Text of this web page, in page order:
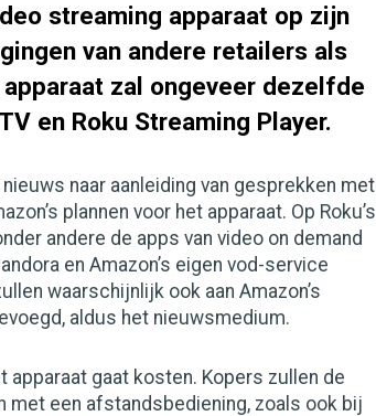
streaming apparaat op zijn
van andere retailers als
zal ongeveer dezelfde
en Roku Streaming Player.
naar aanleiding van gesprekken met
plannen voor het apparaat. Op Roku’s
andere de apps van video on demand
en Amazon’s eigen vod-service
waarschijnlijk ook aan Amazon’s
aldus het nieuwsmedium.
apparaat gaat kosten. Kopers zullen de
met een afstandsbediening, zoals ook bij